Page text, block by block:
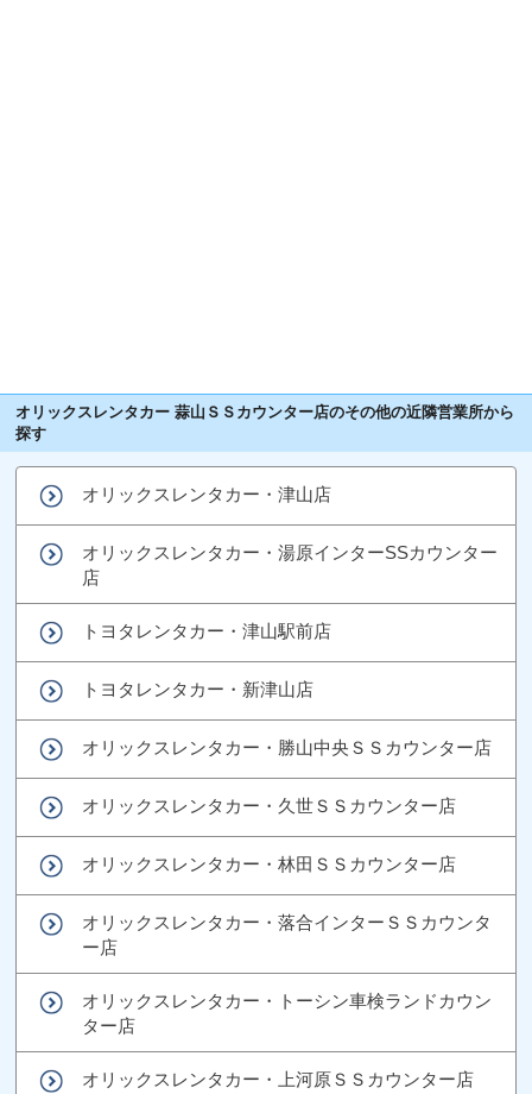
オリックスレンタカー 蒜山ＳＳカウンター店のその他の近隣営業所から
探す
オリックスレンタカー・津山店
オリックスレンタカー・湯原インターSSカウンター
店
トヨタレンタカー・津山駅前店
トヨタレンタカー・新津山店
オリックスレンタカー・勝山中央ＳＳカウンター店
オリックスレンタカー・久世ＳＳカウンター店
オリックスレンタカー・林田ＳＳカウンター店
オリックスレンタカー・落合インターＳＳカウンタ
ー店
オリックスレンタカー・トーシン車検ランドカウン
ター店
オリックスレンタカー・上河原ＳＳカウンター店